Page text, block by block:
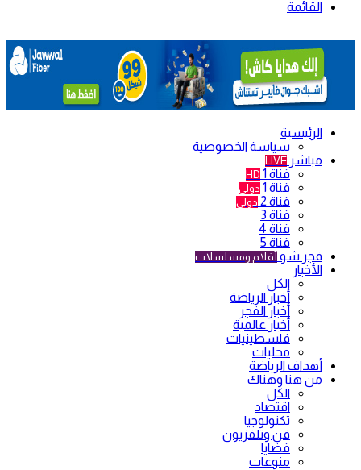
القائمة
الرئيسية
سياسة الخصوصية
مباشر LIVE
قناة 1 HD
قناة 1 دولي
قناة 2 دولي
قناة 3
قناة 4
قناة 5
فجر شو أفلام ومسلسلات
الأخبار
الكل
أخبار الرياضة
أخبار الفجر
أخبار عالمية
فلسطينيات
محليات
أهداف الرياضة
من هنا وهناك
الكل
اقتصاد
تكنولوجيا
فن وتلفزيون
قضايا
منوعات